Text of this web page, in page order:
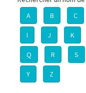
A
B C
I J K
Q R S
Y Z